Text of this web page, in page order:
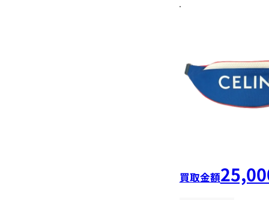
買取金額